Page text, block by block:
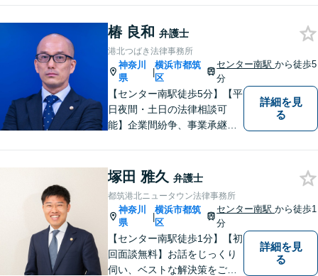
椿 良和 弁護士
港北つばき法律事務所
神奈川
県
|
横浜市都筑
区
センター南駅から徒歩5
分
【センター南駅徒歩5分】【平
日夜間・土日の法律相談可
能】企業間紛争、事業承継・
中傷・プライバシー・著作権
被害、いじめ、離婚・相続、
不動産に関わる紛争その他の
個人法務まで幅広い分野の対
応が可能です。
詳細を見
る
塚田 雅久 弁護士
都筑港北ニュータウン法律事務所
神奈川
県
|
横浜市都筑
区
センター南駅から徒歩1
分
【センター南駅徒歩1分】【初
回面談無料】お話をじっくり
伺い、ベストな解決策をご一
詳細を見
る